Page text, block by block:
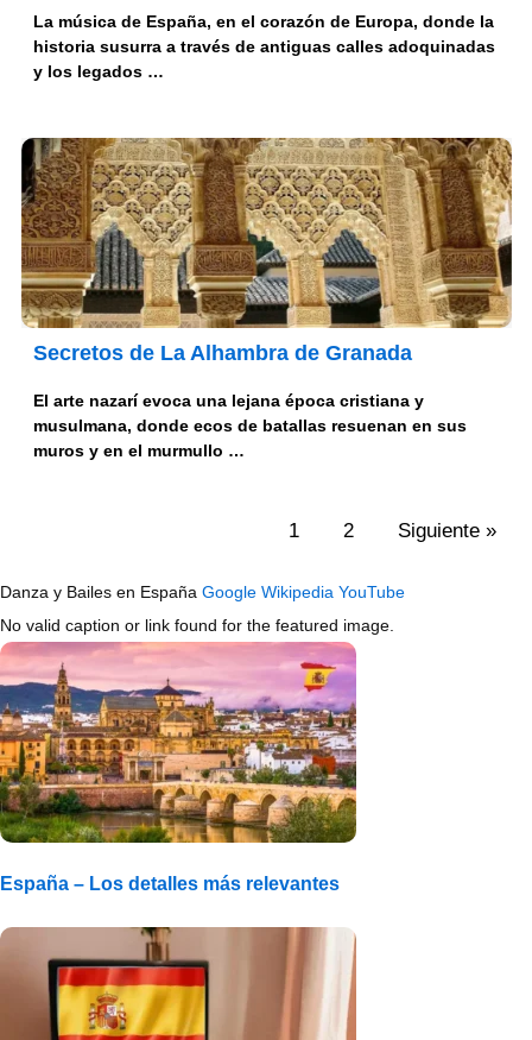
La música de España, en el corazón de Europa, donde la
historia susurra a través de antiguas calles adoquinadas
y los legados …
Secretos de La Alhambra de Granada
El arte nazarí evoca una lejana época cristiana y
musulmana, donde ecos de batallas resuenan en sus
muros y en el murmullo …
1 2 Siguiente »
Danza y Bailes en España Google Wikipedia YouTube
No valid caption or link found for the featured image.
España – Los detalles más relevantes